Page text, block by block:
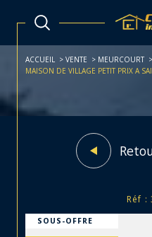
ACCUEIL VENTE MEURCOURT
MAISON DE VILLAGE PETIT PRIX A
Réf :
SOUS-OFFRE